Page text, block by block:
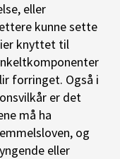
eller
kunne sette
knyttet til
forringet. Også i
er det
må ha
og
eller